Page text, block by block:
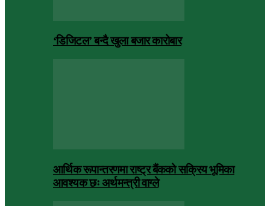
‘डिजिटल’ बन्दै खुला बजार कारोबार
आर्थिक रूपान्तरणमा राष्ट्र बैंकको सक्रिय भूमिका
आवश्यक छः अर्थमन्त्री वाग्ले